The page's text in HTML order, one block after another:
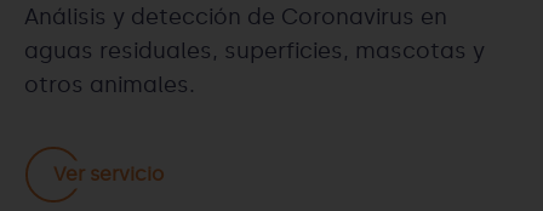
Análisis y detección de Coronavirus en
aguas residuales, superficies, mascotas y
otros animales.
Ver servicio